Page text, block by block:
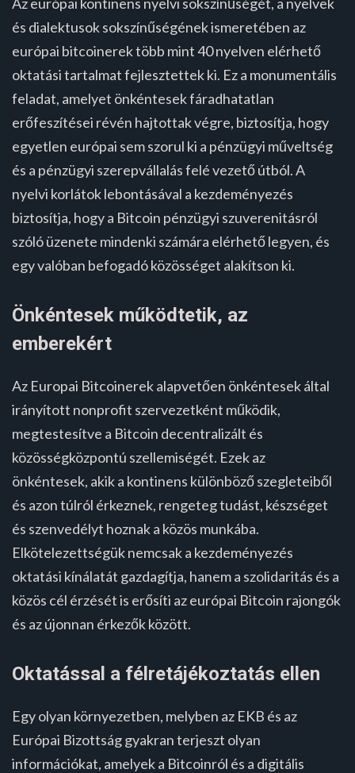
és dialektusok sokszínűségének ismeretében az
európai bitcoinerek több mint 40 nyelven elérhető
oktatási tartalmat fejlesztettek ki. Ez a monumentális
feladat, amelyet önkéntesek fáradhatatlan
erőfeszítései révén hajtottak végre, biztosítja, hogy
egyetlen európai sem szorul ki a pénzügyi műveltség
és a pénzügyi szerepvállalás felé vezető útból. A
nyelvi korlátok lebontásával a kezdeményezés
biztosítja, hogy a Bitcoin pénzügyi szuverenitásról
szóló üzenete mindenki számára elérhető legyen, és
egy valóban befogadó közösséget alakítson ki.
Önkéntesek működtetik, az
emberekért
Az Europai Bitcoinerek alapvetően önkéntesek által
irányított nonprofit szervezetként működik,
megtestesítve a Bitcoin decentralizált és
közösségközpontú szellemiségét. Ezek az
önkéntesek, akik a kontinens különböző szegleteiből
és azon túlról érkeznek, rengeteg tudást, készséget
és szenvedélyt hoznak a közös munkába.
Elkötelezettségük nemcsak a kezdeményezés
oktatási kínálatát gazdagítja, hanem a szolidaritás és a
közös cél érzését is erősíti az európai Bitcoin rajongók
és az újonnan érkezők között.
Oktatással a félretájékoztatás ellen
Egy olyan környezetben, melyben az EKB és az
Európai Bizottság gyakran terjeszt olyan
információkat, amelyek a Bitcoinról és a digitális